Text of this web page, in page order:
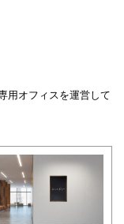
用オフィスを運営して